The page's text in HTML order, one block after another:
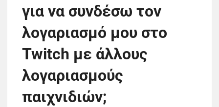
για να συνδέσω τον
λογαριασμό μου στο
Twitch με άλλους
λογαριασμούς
παιχνιδιών;